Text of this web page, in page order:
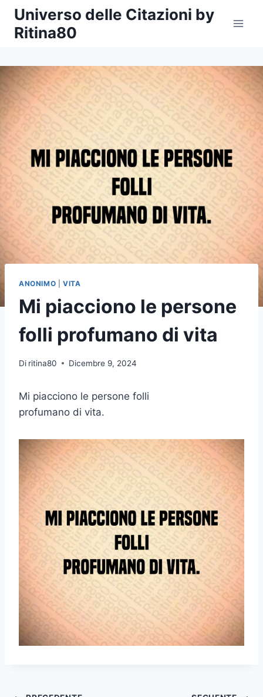
Salta
contenuto
Universo delle Citazioni by
Ritina80
ANONIMO VITA
Mi piacciono le persone
folli profumano di vita
Di ritina80 Dicembre 9, 2024
Mi piacciono le persone folli
profumano di vita.